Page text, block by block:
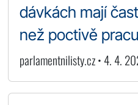
dávkách mají
než poctivě
parlamentnilisty.cz • 4. 4.